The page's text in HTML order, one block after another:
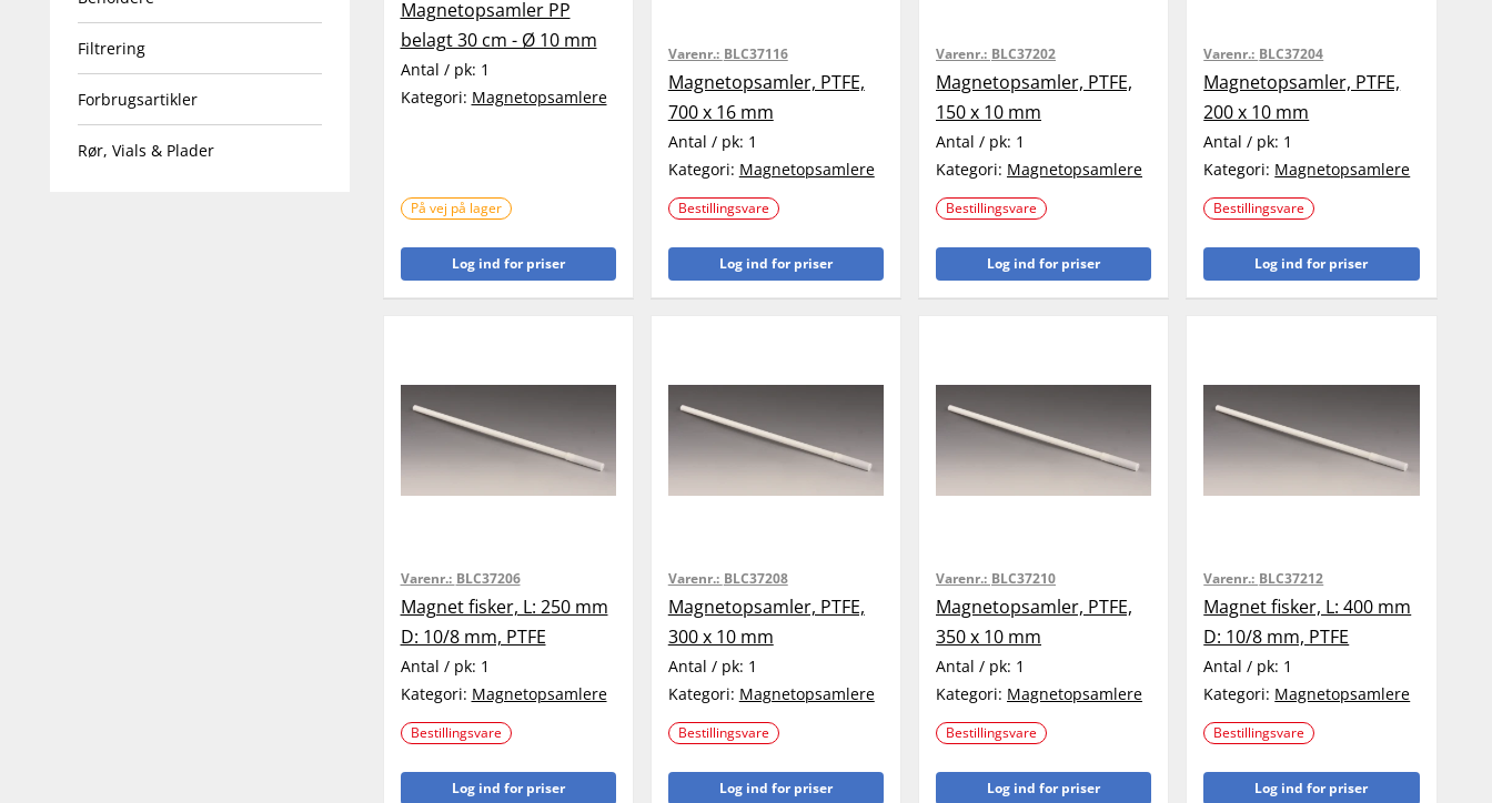
Filtrering
Forbrugsartikler
Rør, Vials & Plader
Magnetopsamler PP
belagt 30 cm - Ø 10 mm
Antal / pk: 1
Kategori: Magnetopsamlere
På vej på lager
Log ind for priser
Varenr.: BLC37116
Magnetopsamler, PTFE,
700 x 16 mm
Antal / pk: 1
Kategori: Magnetopsamlere
Bestillingsvare
Log ind for priser
Varenr.: BLC37202
Magnetopsamler, PTFE,
150 x 10 mm
Antal / pk: 1
Kategori: Magnetopsamlere
Bestillingsvare
Log ind for priser
Varenr.: BLC37204
Magnetopsamler, PTFE,
200 x 10 mm
Antal / pk: 1
Kategori: Magnetopsamlere
Bestillingsvare
Log ind for priser
Varenr.: BLC37206
Magnet fisker, L: 250 mm
D: 10/8 mm, PTFE
Antal / pk: 1
Kategori: Magnetopsamlere
Bestillingsvare
Log ind for priser
Varenr.: BLC37208
Magnetopsamler, PTFE,
300 x 10 mm
Antal / pk: 1
Kategori: Magnetopsamlere
Bestillingsvare
Log ind for priser
Varenr.: BLC37210
Magnetopsamler, PTFE,
350 x 10 mm
Antal / pk: 1
Kategori: Magnetopsamlere
Bestillingsvare
Log ind for priser
Varenr.: BLC37212
Magnet fisker, L: 400 mm
D: 10/8 mm, PTFE
Antal / pk: 1
Kategori: Magnetopsamlere
Bestillingsvare
Log ind for priser